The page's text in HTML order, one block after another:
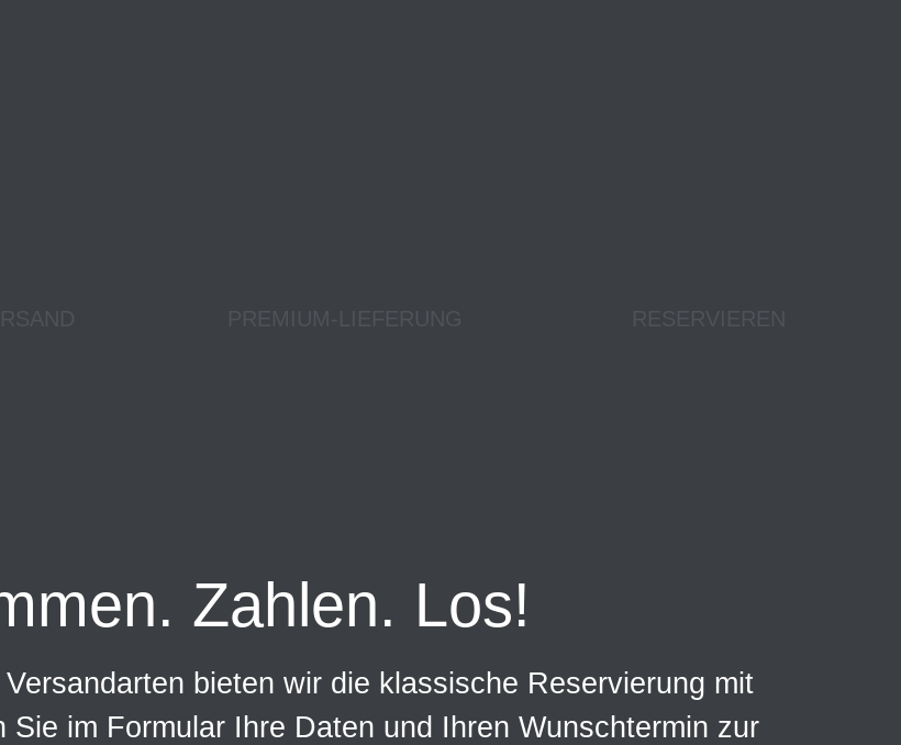
Zahlen. Los!
bieten wir die klassische Reservierung mit
im Formular Ihre Daten und Ihren Wunschtermin zur